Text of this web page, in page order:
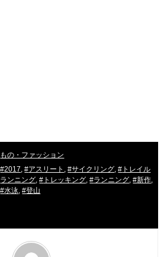
もの・ファッション
2017 , アスリート , サイクリング ,
トレイル
ランニング , トレッキング , ランニング , 新作
水泳 , 登山